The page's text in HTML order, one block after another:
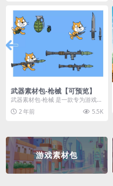
武器素材包-枪械【可预览】
武器素材包-枪械 是一款专为游戏开
发者和创作者设计的素材包，包含
多种高质量的枪械...
2 年前 5.5K
游戏素材包